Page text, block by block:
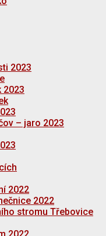
2023
2023
– jaro 2023
2022
2022
stromu Třebovice